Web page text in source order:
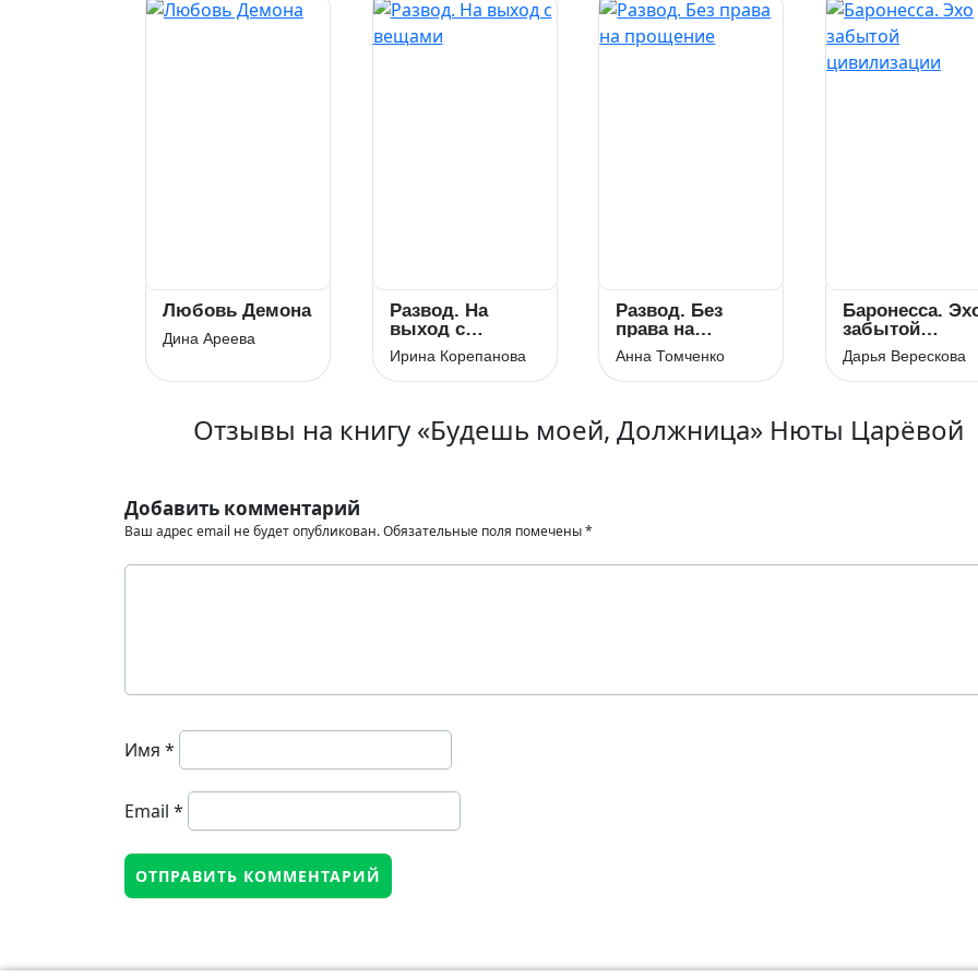
Любовь Демона
Дина Ареева
Развод. На
выход с
вещами
Ирина Корепанова
Развод. Без
права на
прощение
Анна Томченко
Баронесса.
забытой
цивилизации
Дарья Верескова
Отзывы на книгу «Будешь моей, Должница» Нюты Царёвой
Добавить комментарий
Ваш адрес email не будет опубликован.Обязательные поля помечены*
Имя *
Email *